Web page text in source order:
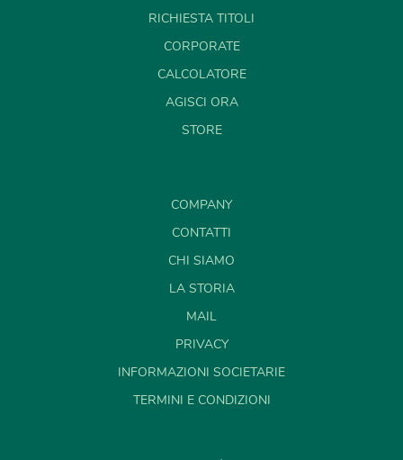
RICHIESTA TITOLI
CORPORATE
CALCOLATORE
AGISCI ORA
STORE
COMPANY
CONTATTI
CHI SIAMO
LA STORIA
MAIL
PRIVACY
INFORMAZIONI SOCIETARIE
TERMINI E CONDIZIONI